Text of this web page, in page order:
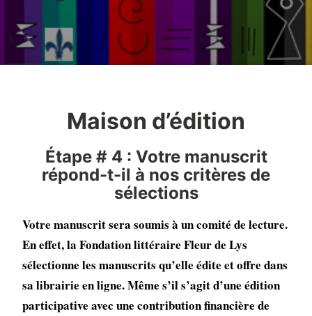
Maison d’édition
Étape # 4 : Votre manuscrit
répond-t-il à nos critères de
sélections
Votre manuscrit sera soumis à un comité de lecture.
En effet, la Fondation littéraire Fleur de Lys
sélectionne les manuscrits qu’elle édite et offre dans
sa librairie en ligne. Même s’il s’agit d’une édition
participative avec une contribution financière de